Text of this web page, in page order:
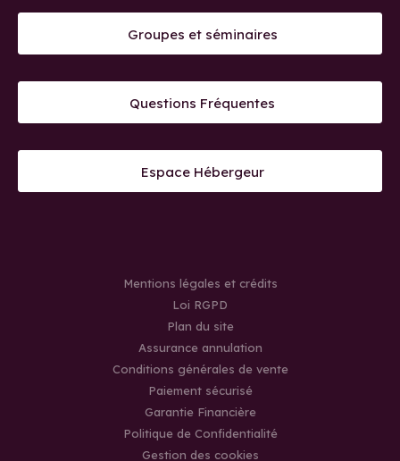
Groupes et séminaires
Questions Fréquentes
Espace Hébergeur
Mentions légales et crédits
Loi RGPD
Plan du site
Assurance annulation
Conditions générales de vente
Paiement sécurisé
Garantie Financière
Politique de Confidentialité
Gestion des cookies